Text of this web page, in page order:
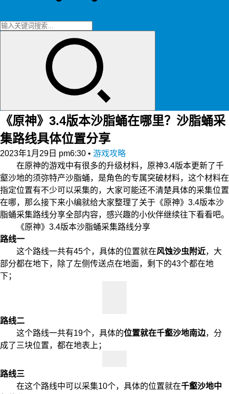
《原神》3.4版本沙脂蛹在哪里？沙脂蛹采
集路线具体位置分享
2023年1月29日 pm6:30 • 游戏攻略
在原神的游戏中有很多的升级材料，原神3.4版本更新了千
壑沙地的须弥特产沙脂蛹，是角色的专属突破材料，这个材料在
指定位置有不少可以采集的，大家可能还不清楚具体的采集位置
在哪，那么接下来小编就给大家整理了关于《原神》3.4版本沙
脂蛹采集路线分享全部内容，感兴趣的小伙伴继续往下看看吧。
《原神》3.4版本沙脂蛹采集路线分享
路线一
这个路线一共有45个，具体的位置就在风蚀沙虫附近，大
部分都在地下，除了左侧传送点在地面，剩下的43个都在地
下；
路线二
这个路线一共有19个，具体的位置就在千壑沙地南边，分
成了三块位置，都在地表上；
路线三
在这个路线中可以采集10个，具体的位置就在千壑沙地中